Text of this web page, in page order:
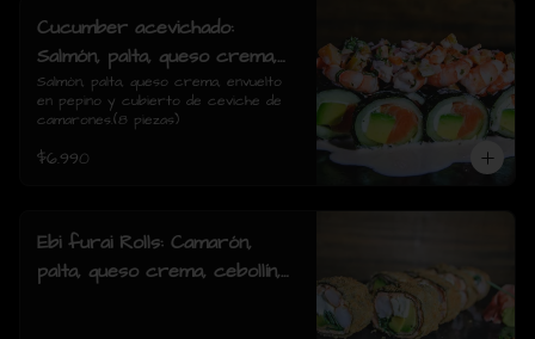
Cucumber acevichado:
Salmón, palta, queso crema,
envuelto en pepino y cubierto
de ceviche de camarones.(8
Salmón, palta, queso crema, envuelto
en pepino y cubierto de ceviche de
camarones.(8 piezas)
$6.990
Ebi furai Rolls: Camarón,
palta, queso crema, cebollín,